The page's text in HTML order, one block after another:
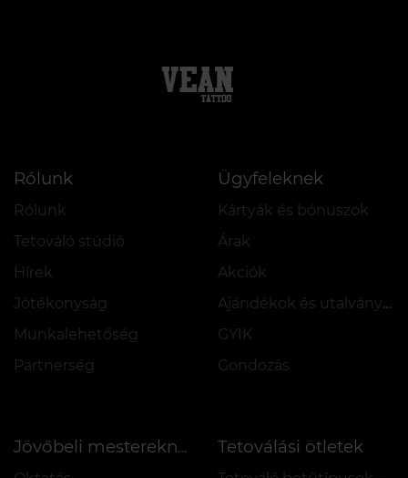
Rólunk
Rólunk
Tetováló stúdió
Hírek
Jótékonyság
Munkalehetőség
Partnerség
Ügyfeleknek
Kártyák és bónuszok
Árak
Akciók
Ajándékok és utalványok
GYIK
Gondozás
Jövőbeli mestereknek
Tetoválási ötletek